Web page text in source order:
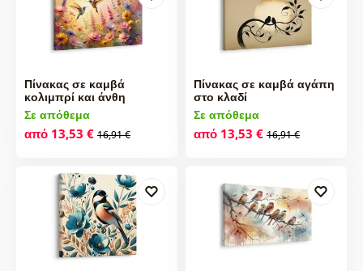
Πίνακας σε καμβά
κολιμπρί και άνθη
Σε απόθεμα
από 13,53 € 16,91 €
Πίνακας σε καμβά αγάπη
στο κλαδί
Σε απόθεμα
από 13,53 € 16,91 €